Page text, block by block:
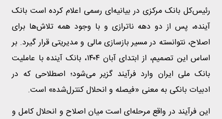
رئیس‌کل بانک مرکزی در بیانیه‌ای رسمی اعلام کرده است بانک
آینده، پس از دو دهه ناترازی و با وجود همه تلاش‌ها برای
اصلاح، نتوانسته در مسیر بازسازی مالی و مدیریتی قرار گیرد. بر
اساس این تصمیم، از ابتدای آبان ۱۴۰۴، بانک آینده با عاملیت
بانک ملی ایران وارد فرآیند گزیر می‌شود؛ اصطلاحی که در
ادبیات بانکی به معنی «فیصله و انحلال کنترل‌شده» است.
این فرآیند در واقع مرحله‌ای است میان اصلاح و انحلال کامل و